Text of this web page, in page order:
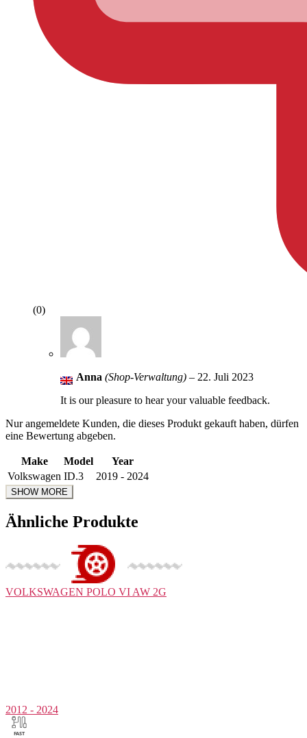
(0)
Anna (Shop-Verwaltung) – 22. Juli 2023
It is our pleasure to hear your valuable feedback.
Nur angemeldete Kunden, die dieses Produkt gekauft haben, dürfen
eine Bewertung abgeben.
Make Model
Year
Volkswagen ID.3 2019 - 2024
Ähnliche Produkte
VOLKSWAGEN POLO VI AW 2G
2012 - 2024